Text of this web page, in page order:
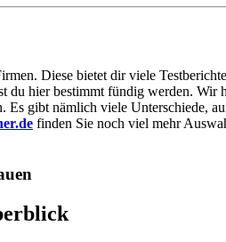
Diese bietet dir viele
du hier bestimmt fündig werden. Wir
Es gibt nämlich viele Unterschiede,
finden Sie noch viel mehr